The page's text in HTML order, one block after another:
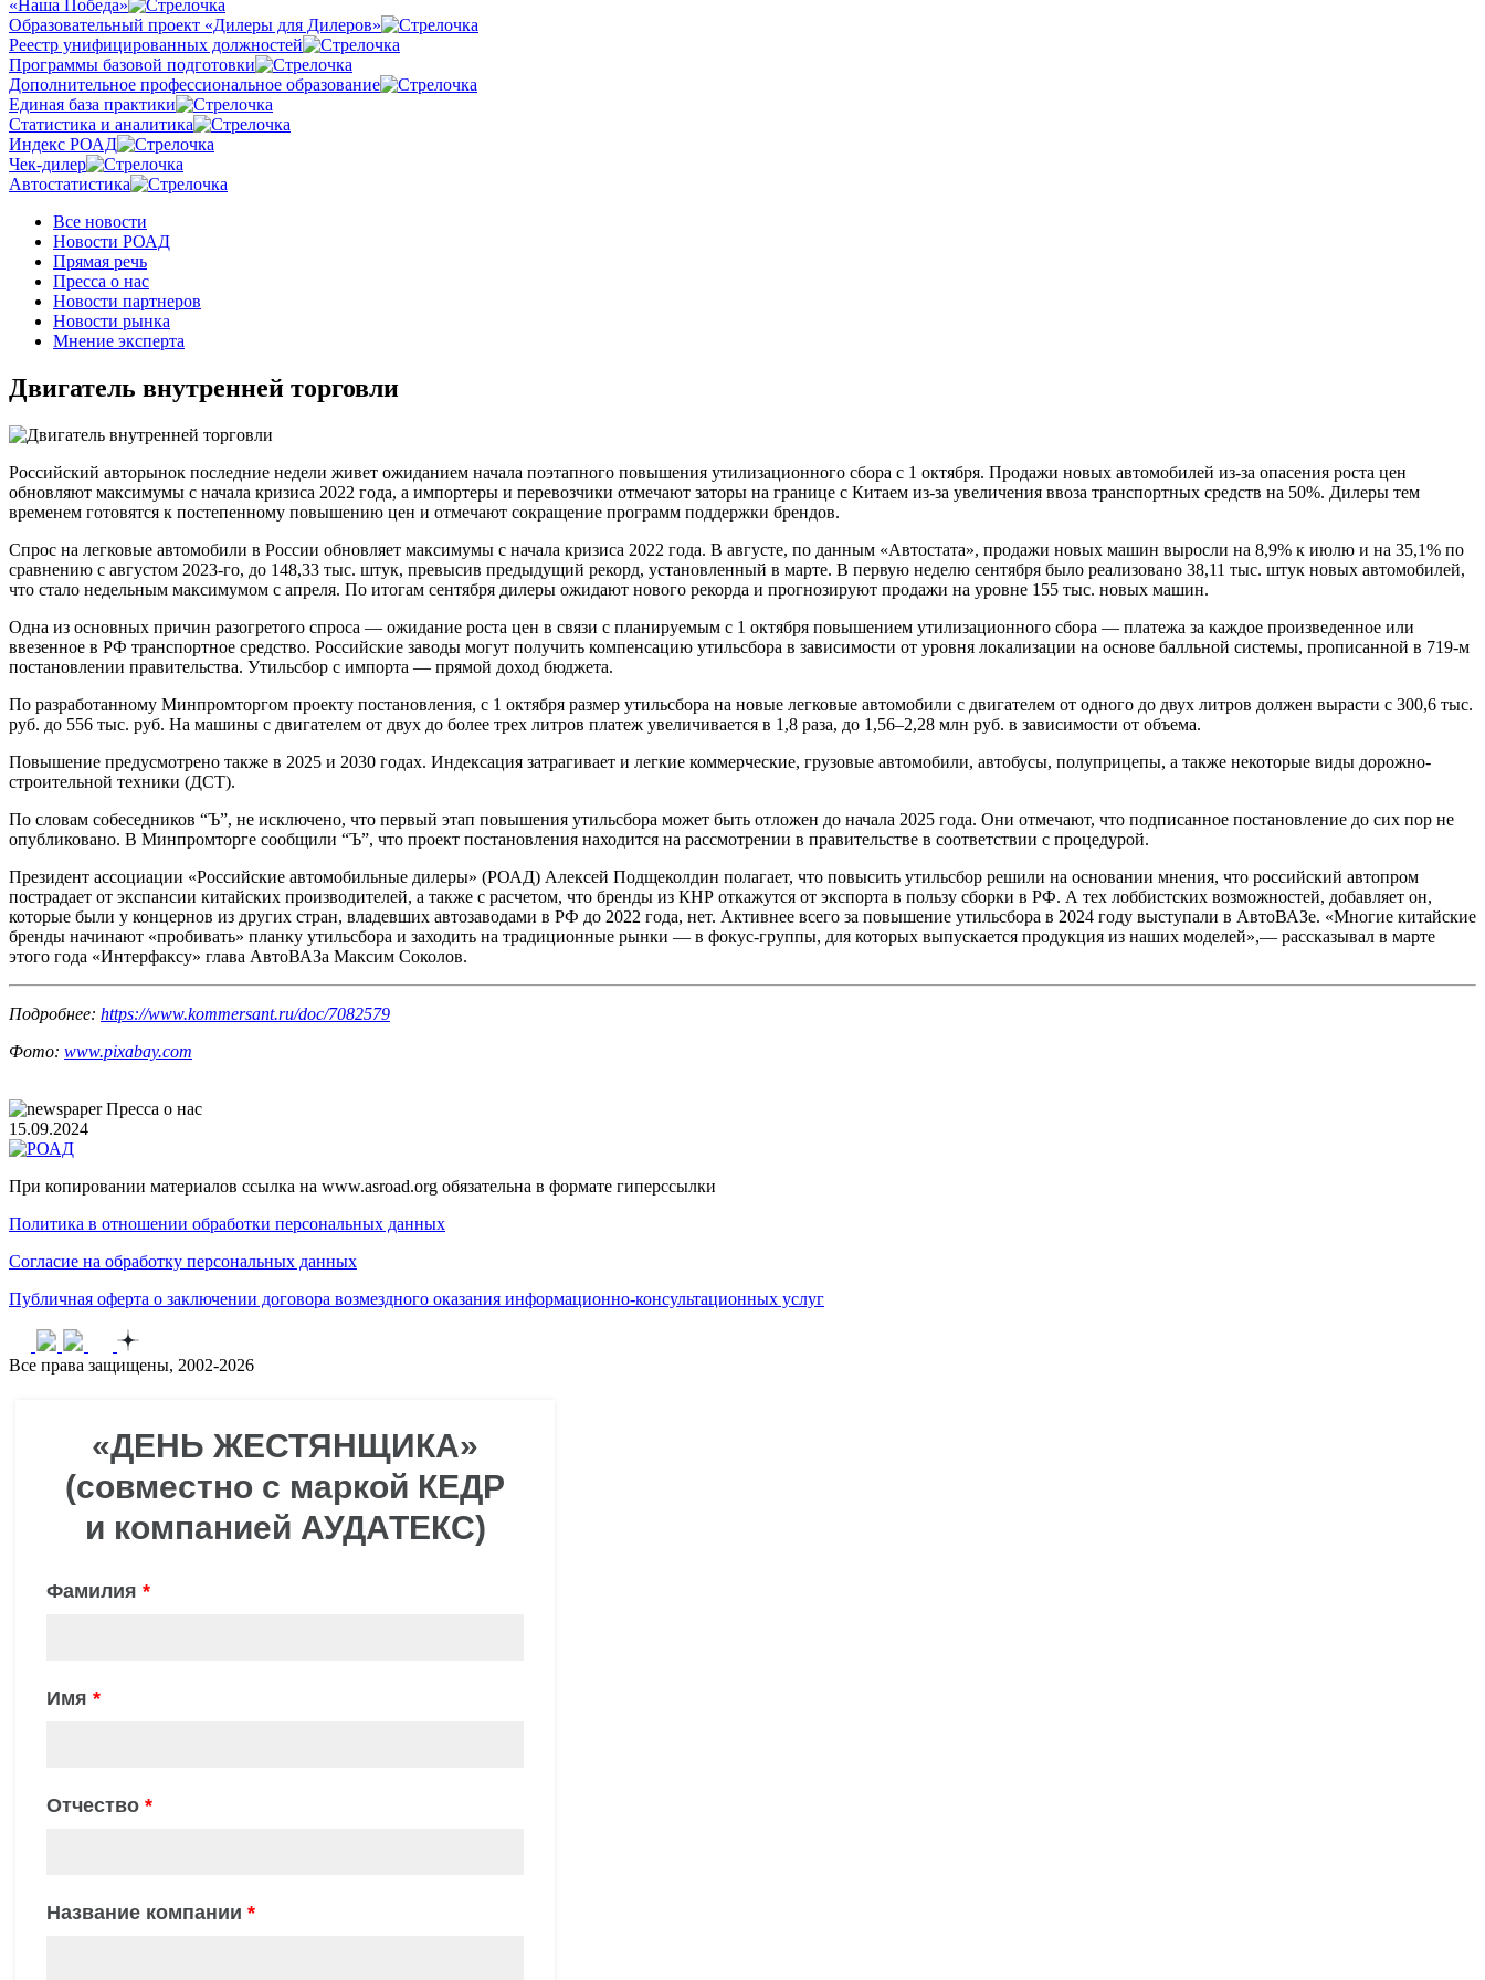
«Наша Победа»
Образовательный проект «Дилеры для Дилеров»
Реестр унифицированных должностей
Программы базовой подготовки
Дополнительное профессиональное образование
Единая база практики
Статистика и аналитика
Индекс РОАД
Чек-дилер
Автостатистика
Все новости
Новости РОАД
Прямая речь
Пресса о нас
Новости партнеров
Новости рынка
Мнение эксперта
Двигатель внутренней торговли
Российский авторынок последние недели живет ожиданием начала поэтапного повышения утилизационного сбора с 1 октября. Продажи новых автомобилей из-за опасения роста цен
обновляют максимумы с начала кризиса 2022 года, а импортеры и перевозчики отмечают заторы на границе с Китаем из-за увеличения ввоза транспортных средств на 50%. Дилеры тем
временем готовятся к постепенному повышению цен и отмечают сокращение программ поддержки брендов.
Спрос на легковые автомобили в России обновляет максимумы с начала кризиса 2022 года. В августе, по данным «Автостата», продажи новых машин выросли на 8,9% к июлю и на 35,1% по
сравнению с августом 2023-го, до 148,33 тыс. штук, превысив предыдущий рекорд, установленный в марте. В первую неделю сентября было реализовано 38,11 тыс. штук новых автомобилей,
что стало недельным максимумом с апреля. По итогам сентября дилеры ожидают нового рекорда и прогнозируют продажи на уровне 155 тыс. новых машин.
Одна из основных причин разогретого спроса — ожидание роста цен в связи с планируемым с 1 октября повышением утилизационного сбора — платежа за каждое произведенное или
ввезенное в РФ транспортное средство. Российские заводы могут получить компенсацию утильсбора в зависимости от уровня локализации на основе балльной системы, прописанной в 719-м
постановлении правительства. Утильсбор с импорта — прямой доход бюджета.
По разработанному Минпромторгом проекту постановления, с 1 октября размер утильсбора на новые легковые автомобили с двигателем от одного до двух литров должен вырасти с 300,6 тыс.
руб. до 556 тыс. руб. На машины с двигателем от двух до более трех литров платеж увеличивается в 1,8 раза, до 1,56–2,28 млн руб. в зависимости от объема.
Повышение предусмотрено также в 2025 и 2030 годах. Индексация затрагивает и легкие коммерческие, грузовые автомобили, автобусы, полуприцепы, а также некоторые виды дорожно-
строительной техники (ДСТ).
По словам собеседников “Ъ”, не исключено, что первый этап повышения утильсбора может быть отложен до начала 2025 года. Они отмечают, что подписанное постановление до сих пор не
опубликовано. В Минпромторге сообщили “Ъ”, что проект постановления находится на рассмотрении в правительстве в соответствии с процедурой.
Президент ассоциации «Российские автомобильные дилеры» (РОАД) Алексей Подщеколдин полагает, что повысить утильсбор решили на основании мнения, что российский автопром
пострадает от экспансии китайских производителей, а также с расчетом, что бренды из КНР откажутся от экспорта в пользу сборки в РФ. А тех лоббистских возможностей, добавляет он,
которые были у концернов из других стран, владевших автозаводами в РФ до 2022 года, нет. Активнее всего за повышение утильсбора в 2024 году выступали в АвтоВАЗе. «Многие китайские
бренды начинают «пробивать» планку утильсбора и заходить на традиционные рынки — в фокус-группы, для которых выпускается продукция из наших моделей»,— рассказывал в марте
этого года «Интерфаксу» глава АвтоВАЗа Максим Соколов.
Подробнее: https://www.kommersant.ru/doc/7082579
Фото: www.pixabay.com
Пресса о нас
15.09.2024
При копировании материалов ссылка на www.asroad.org обязательна в формате гиперссылки
Политика в отношении обработки персональных данных
Согласие на обработку персональных данных
Публичная оферта о заключении договора возмездного оказания информационно-консультационных услуг
Все права защищены, 2002-2026